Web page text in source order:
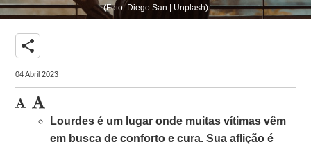
(Foto: Diego San | Unplash)
share
04 Abril 2023
Lourdes é um lugar onde muitas vítimas vêm
em busca de conforto e cura. Sua aflição é